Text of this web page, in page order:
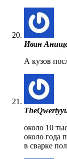
Иван
А кузов
около 10
около года
в сварке